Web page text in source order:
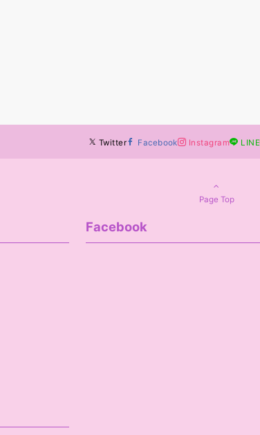
Twitter Facebook Instagram LINE
Page Top
Facebook